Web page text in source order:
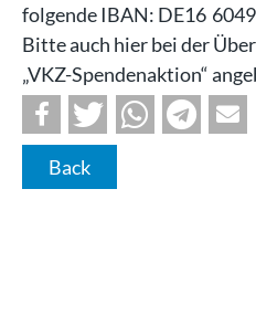
folgende IBAN: DE16
Bitte auch hier bei der
„VKZ-Spendenaktion“
Back